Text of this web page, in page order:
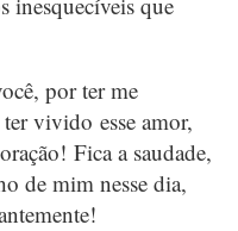
por ter me
vivido esse amor,
Fica a saudade,
de mim nesse dia,